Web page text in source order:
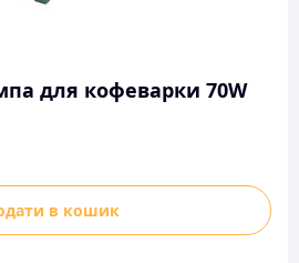
для кофеварки 70W
в кошик